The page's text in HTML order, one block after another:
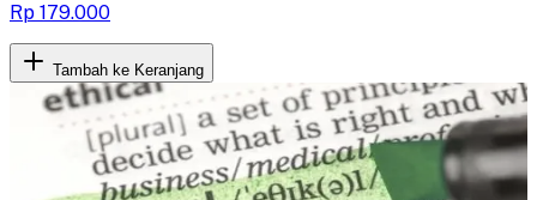
Rp 179.000
Tambah ke Keranjang